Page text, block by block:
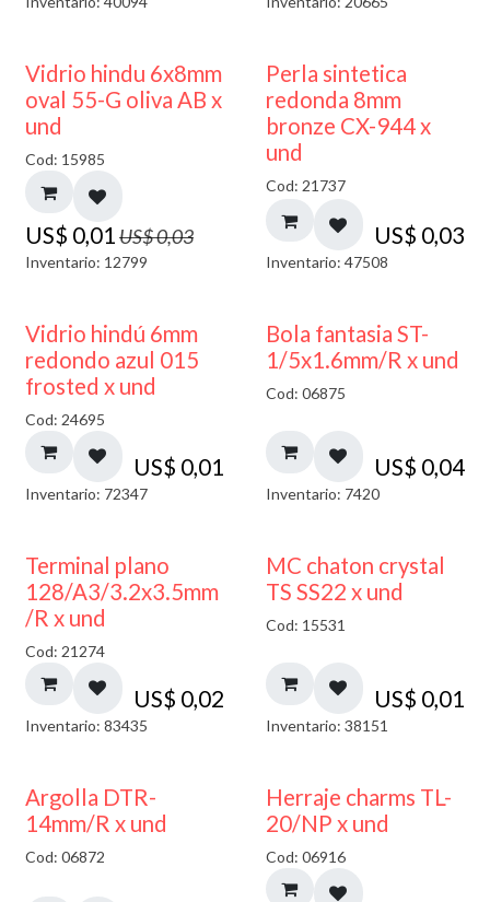
50% DESCUENTO
Vidrio hindu 6x8mm
oval 55-G oliva AB x
und
Cod: 15985
US$ 0,01 US$0,03
Inventario: 12799
Perla sintetica
redonda 8mm
bronze CX-944 x
und
Cod: 21737
US$ 0,03
Inventario: 47508
40% DESCUENTO
Vidrio hindú 6mm
redondo azul 015
frosted x und
Cod: 24695
US$ 0,01
Inventario: 72347
Bola fantasia ST-
1/5x1.6mm/R x und
Cod: 06875
US$ 0,04
Inventario: 7420
Terminal plano
128/A3/3.2x3.5mm
/R x und
Cod: 21274
US$ 0,02
Inventario: 83435
MC chaton crystal
TS SS22 x und
Cod: 15531
US$ 0,01
Inventario: 38151
Argolla DTR-
14mm/R x und
Cod: 06872 40% DESCUENTO
Herraje charms TL-
20/NP x und
Cod: 06916